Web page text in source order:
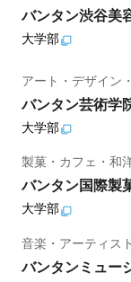
バンタン渋谷美
大学部
アート・デザイン
バンタン芸術学
大学部
製菓・カフェ・和
バンタン国際製
大学部
音楽・アーティス
バンタンミュー